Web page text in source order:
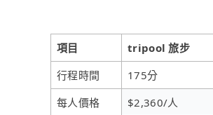
項目 tripool 旅步
行程時間
175分
每人價格
$2,360/人